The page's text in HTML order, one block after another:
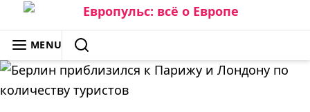
Skip
to
content
ЕВРОПУЛЬС: ВСЁ О ЕВРОПЕ
MENU
SEARCH